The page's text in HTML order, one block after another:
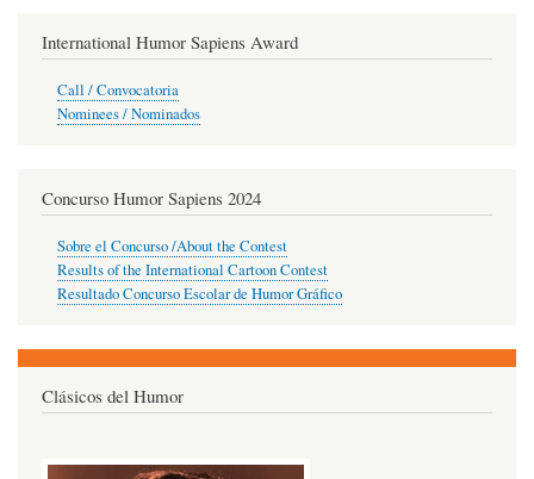
International Humor Sapiens Award
Call / Convocatoria
Nominees / Nominados
Concurso Humor Sapiens 2024
Sobre el Concurso /About the Contest
Results of the International Cartoon Contest
Resultado Concurso Escolar de Humor Gráfico
Clásicos del Humor